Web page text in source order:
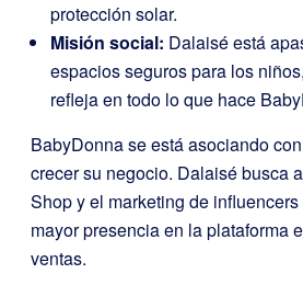
protección solar.
Misión social: Dalaisé está
espacios seguros para los
refleja en todo lo que hace
BabyDonna se está asociando
crecer su negocio. Dalaisé busca
Shop y el marketing de
mayor presencia en la plataforma
ventas.